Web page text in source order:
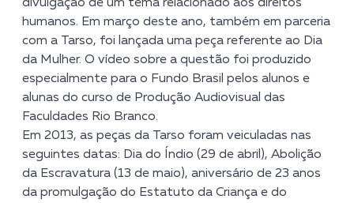
divulgação de um tema relacionado aos direitos
humanos. Em março deste ano, também em parceria
com a Tarso, foi lançada uma peça referente ao Dia
da Mulher. O vídeo sobre a questão foi produzido
especialmente para o Fundo Brasil pelos alunos e
alunas do curso de Produção Audiovisual das
Faculdades Rio Branco.
Em 2013, as peças da Tarso foram veiculadas nas
seguintes datas: Dia do Índio (29 de abril), Abolição
da Escravatura (13 de maio), aniversário de 23 anos
da promulgação do Estatuto da Criança e do